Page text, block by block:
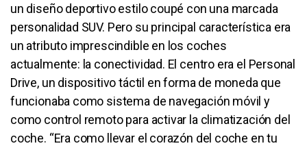
un diseño deportivo estilo coupé con una marcada
personalidad SUV. Pero su principal característica era
un atributo imprescindible en los coches
actualmente: la conectividad. El centro era el Personal
Drive, un dispositivo táctil en forma de moneda que
funcionaba como sistema de navegación móvil y
como control remoto para activar la climatización del
coche. “Era como llevar el corazón del coche en tu